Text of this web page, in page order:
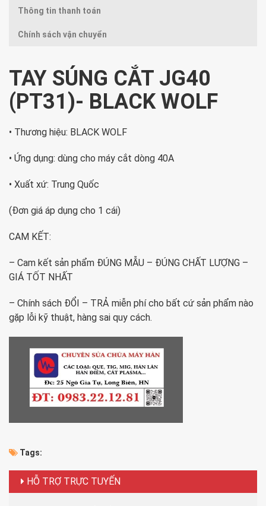
Thông tin thanh toán
Chính sách vận chuyển
TAY SÚNG CẮT JG40
(PT31)- BLACK WOLF
• Thương hiệu: BLACK WOLF
• Ứng dụng: dùng cho máy cắt dòng 40A
• Xuất xứ: Trung Quốc
(Đơn giá áp dụng cho 1 cái)
CAM KẾT:
– Cam kết sản phẩm ĐÚNG MẪU – ĐÚNG CHẤT LƯỢNG –
GIÁ TỐT NHẤT
– Chính sách ĐỔI – TRẢ miễn phí cho bất cứ sản phẩm nào
gặp lỗi kỹ thuật, hàng sai quy cách.
Tags:
HỖ TRỢ TRỰC TUYẾN